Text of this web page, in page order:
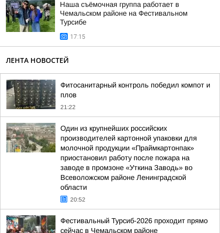
Наша съёмочная группа работает в
Чемальском районе на Фестивальном
Турсибе
17:15
ЛЕНТА НОВОСТЕЙ
Фитосанитарный контроль победил компот и
плов
21:22
Один из крупнейших российских
производителей картонной упаковки для
молочной продукции «Праймкартонпак»
приостановил работу после пожара на
заводе в промзоне «Уткина Заводь» во
Всеволожском районе Ленинградской
области
20:52
Фестивальный Турсиб-2026 проходит прямо
сейчас в Чемальском районе